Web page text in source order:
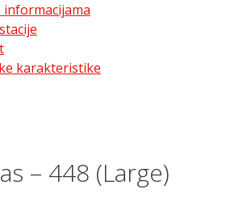
karakteristike
– 448 (Large)